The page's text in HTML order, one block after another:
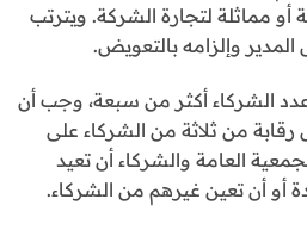
مماثلة لتجارة الشركة. ويترتب
وإلزامه بالتعويض.
عدد الشركاء أكثر من سبعة، وجب أن
من ثلاثة من الشركاء على
العامة والشركاء أن تعيد
أو أن تعين غيرهم من الشركاء.